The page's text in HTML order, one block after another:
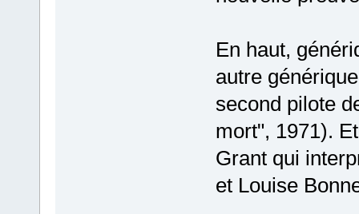
En haut,
autre
second pilote
mort", 1971).
Grant qui
et Louise